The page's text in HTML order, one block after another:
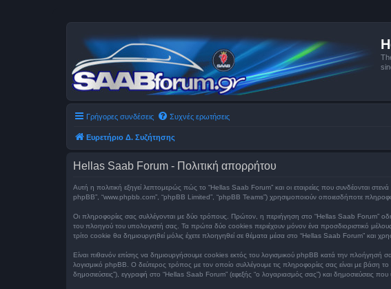
Γρήγορες συνδέσεις Συχνές ερωτήσεις
Ευρετήριο Δ. Συζήτησης
Hellas Saab Forum - Πολιτική απορρήτου
Αυτή η πολιτική εξηγεί λεπτομερώς πώς το “Hellas Saab Forum” και οι εταιρείες που συνδέονται
phpBB”, “www.phpbb.com”, “phpBB Limited”, “phpBB Teams”) χρησιμοποιούν οποιεσδήποτε
Οι πληροφορίες σας συλλέγονται με δύο τρόπους. Πρώτον, η περιήγηση στο “Hellas Saab Forum”
του πλοηγού του υπολογιστή σας. Τα πρώτα δύο cookies περιέχουν μόνον ένα προσδιοριστικό
τρίτο cookie θα δημιουργηθεί μόλις έχετε πλοηγηθεί σε θέματα μέσα στο “Hellas Saab Forum” και
Είναι πιθανόν επίσης να δημιουργήσουμε cookies εκτός του λογισμικού phpBB κατά την πλοήγησή
λογισμικό phpBB. Ο δεύτερος τρόπος με τον οποίο συλλέγουμε τις πληροφορίες σας είναι με βάση
δημοσιεύσεις”), εγγραφή στο “Hellas Saab Forum” (εφεξής “ο λογαριασμός σας”) και δημοσιεύσεις